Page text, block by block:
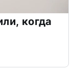
когда